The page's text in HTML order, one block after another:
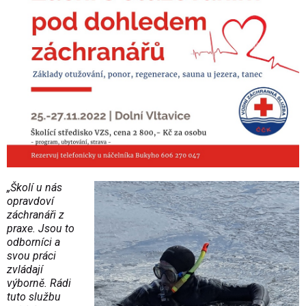
„Školí u nás
opravdoví
záchranáři z
praxe. Jsou to
odborníci a
svou práci
zvládají
výborně. Rádi
tuto službu